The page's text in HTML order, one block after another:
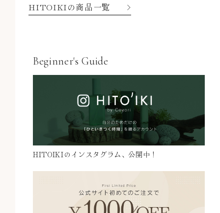
HITOIKIの商品一覧
Beginner's Guide
HITOIKIのインスタグラム、公開中！